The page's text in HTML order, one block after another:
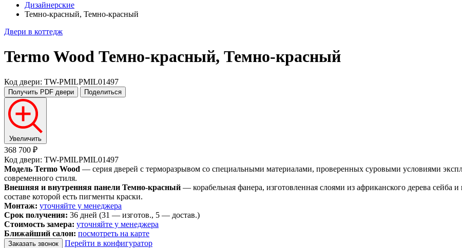
Дизайнерские
Темно-красный, Темно-красный
Двери в коттедж
Termo Wood Темно-красный, Темно-красный
Код двери: TW-PMILPMIL01497
Получить PDF двери Поделиться
Увеличить
368 700 ₽
Код двери: TW-PMILPMIL01497
Модель Termo Wood — серия дверей с терморазрывом со специальными материалами, проверенных суровыми условиями
современного стиля.
Внешняя и внутренняя панели Темно-красный — корабельная фанера, изготовленная слоями из африканского дерева сейба
составе которой есть пигменты краски.
Монтаж: уточняйте у менеджера
Срок получения: 36 дней (31 — изготов., 5 — достав.)
Стоимость замера: уточняйте у менеджера
Ближайший салон: посмотреть на карте
Заказать звонок
Перейти в конфигуратор